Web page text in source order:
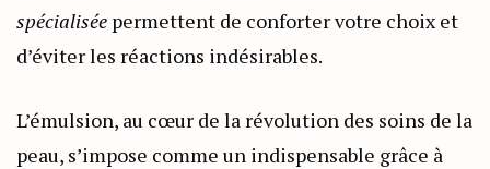
spécialisée permettent de conforter votre choix et
d’éviter les réactions indésirables.
L’émulsion, au cœur de la révolution des soins de la
peau, s’impose comme un indispensable grâce à